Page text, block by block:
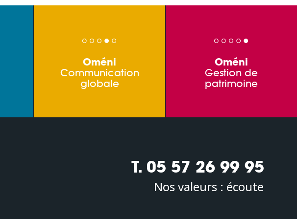
Oméni
Communication
globale
Oméni
Gestion de
patrimoine
T. 05 57 26 99 95
Nos valeurs : écoute